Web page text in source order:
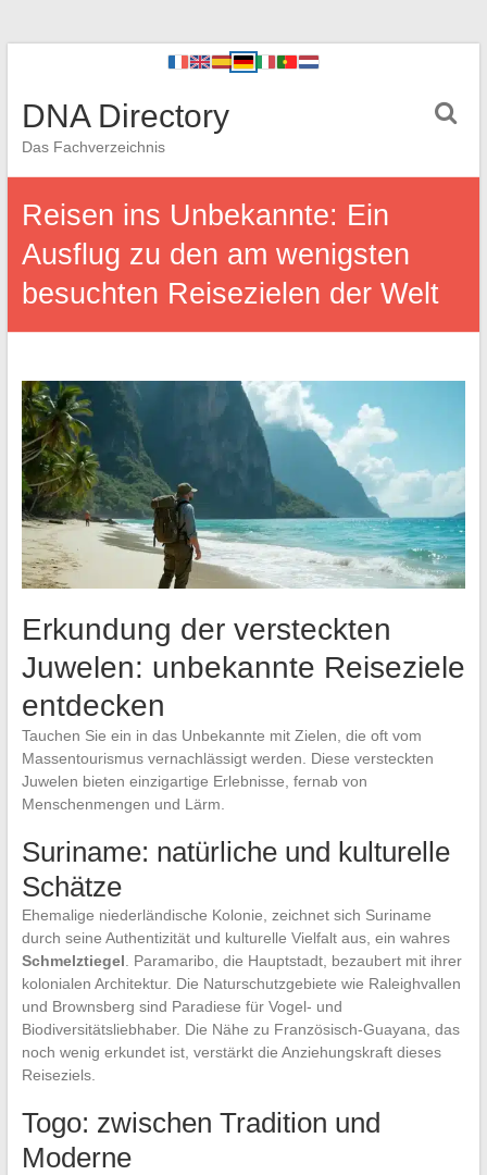
DNA Directory
Das Fachverzeichnis
Reisen ins Unbekannte: Ein
Ausflug zu den am wenigsten
besuchten Reisezielen der Welt
Erkundung der versteckten
Juwelen: unbekannte Reiseziele
entdecken
Tauchen Sie ein in das Unbekannte mit Zielen, die oft vom
Massentourismus vernachlässigt werden. Diese versteckten
Juwelen bieten einzigartige Erlebnisse, fernab von
Menschenmengen und Lärm.
Suriname: natürliche und kulturelle
Schätze
Ehemalige niederländische Kolonie, zeichnet sich Suriname
durch seine Authentizität und kulturelle Vielfalt aus, ein wahres
Schmelztiegel . Paramaribo, die Hauptstadt, bezaubert mit ihrer
kolonialen Architektur. Die Naturschutzgebiete wie Raleighvallen
und Brownsberg sind Paradiese für Vogel- und
Biodiversitätsliebhaber. Die Nähe zu Französisch-Guayana, das
noch wenig erkundet ist, verstärkt die Anziehungskraft dieses
Reiseziels.
Togo: zwischen Tradition und
Moderne